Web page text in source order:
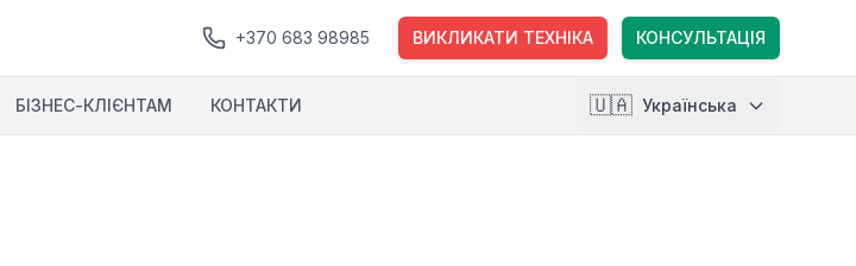
+370 683 98985 ВИКЛИКАТИ ТЕХНІКА КОНСУЛЬТАЦІЯ
БІЗНЕС-КЛІЄНТАМ КОНТАКТИ 🇺🇦 Українська